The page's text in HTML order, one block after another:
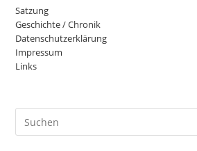
Satzung
Geschichte / Chronik
Datenschutzerklärung
Impressum
Links